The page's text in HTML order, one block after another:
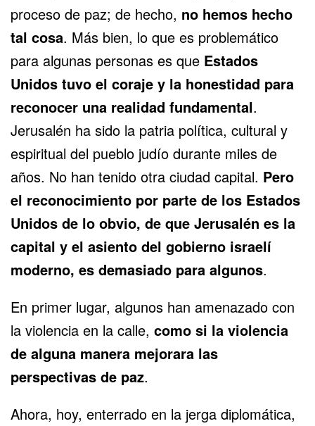
proceso de paz; de hecho, no hemos hecho
tal cosa. Más bien, lo que es problemático
para algunas personas es que Estados
Unidos tuvo el coraje y la honestidad para
reconocer una realidad fundamental.
Jerusalén ha sido la patria política, cultural y
espiritual del pueblo judío durante miles de
años. No han tenido otra ciudad capital. Pero
el reconocimiento por parte de los Estados
Unidos de lo obvio, de que Jerusalén es la
capital y el asiento del gobierno israelí
moderno, es demasiado para algunos.
En primer lugar, algunos han amenazado con
la violencia en la calle, como si la violencia
de alguna manera mejorara las
perspectivas de paz.
Ahora, hoy, enterrado en la jerga diplomática,